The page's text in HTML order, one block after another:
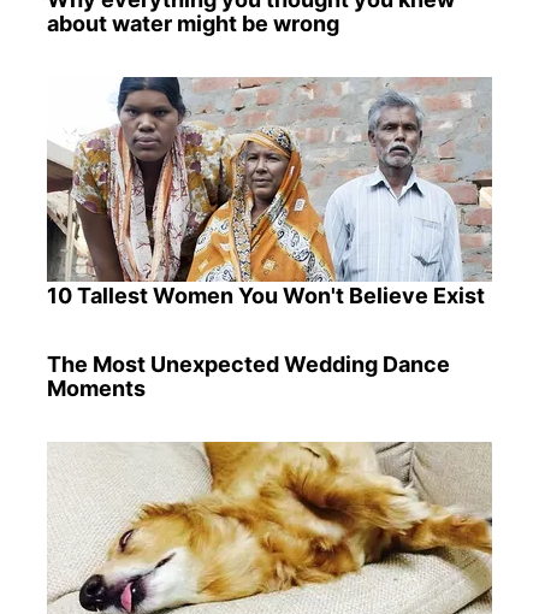
about water might be wrong
10 Tallest Women You Won't Believe Exist
The Most Unexpected Wedding Dance
Moments